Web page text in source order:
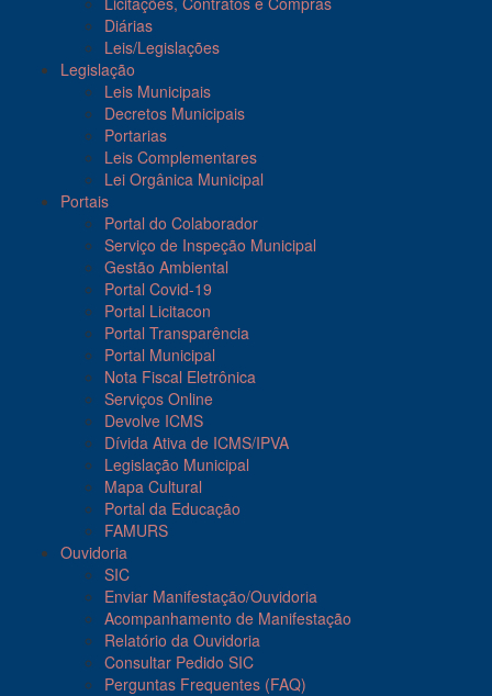
Diárias
Leis/Legislações
Legislação
Leis Municipais
Decretos Municipais
Portarias
Leis Complementares
Lei Orgânica Municipal
Portais
Portal do Colaborador
Serviço de Inspeção Municipal
Gestão Ambiental
Portal Covid-19
Portal Licitacon
Portal Transparência
Portal Municipal
Nota Fiscal Eletrônica
Serviços Online
Devolve ICMS
Dívida Ativa de ICMS/IPVA
Legislação Municipal
Mapa Cultural
Portal da Educação
FAMURS
Ouvidoria
SIC
Enviar Manifestação/Ouvidoria
Acompanhamento de Manifestação
Relatório da Ouvidoria
Consultar Pedido SIC
Perguntas Frequentes (FAQ)